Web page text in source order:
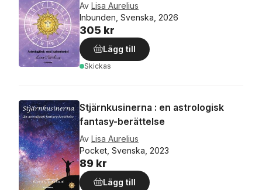
Av Lisa Aurelius
Inbunden, Svenska, 2026
305 kr
Lägg till
Skickas
Stjärnkusinerna : en astrologisk
fantasy-berättelse
Av Lisa Aurelius
Pocket, Svenska, 2023
89 kr
Lägg till